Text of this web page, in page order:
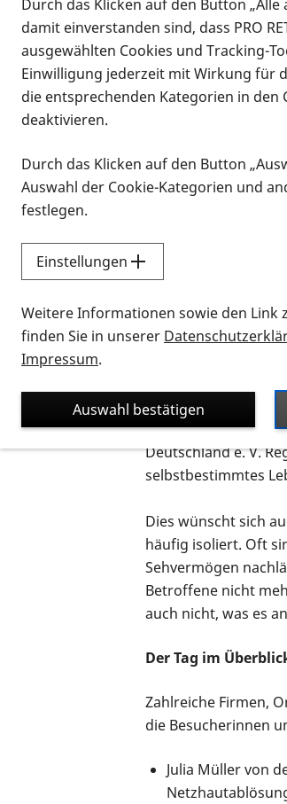
Stadt Bitburg
Vorlesen
Trier/Bitburg, Mai
kompetent
in Bitburg geht.
Angehörigen ab 10
übernommen.
Rund 7,5 Millionen
Augenlichts. Die
gemeinsam für ein
Marion Palm-Stalp
konnten wir den
Kooperation mit
Deutschland e. V.
selbstbestimmtes
Dies wünscht sich
häufig isoliert. Oft
Sehvermögen
Betroffene nicht
auch nicht, was es
Der Tag im
Zahlreiche Firmen,
die Besucherinnen
Julia Müller von
Durch das Klicken auf den Button „Alle
damit einverstanden sind, dass PRO
ausgewählten Cookies und Tracking-
Einwilligung jederzeit mit Wirkung für
die entsprechenden Kategorien in den
deaktivieren.
Durch das Klicken auf den Button
Auswahl der Cookie-Kategorien und
festlegen.
Einstellungen
Weitere Informationen sowie den Link
finden Sie in unserer
Impressum.
Auswahl bestätigen